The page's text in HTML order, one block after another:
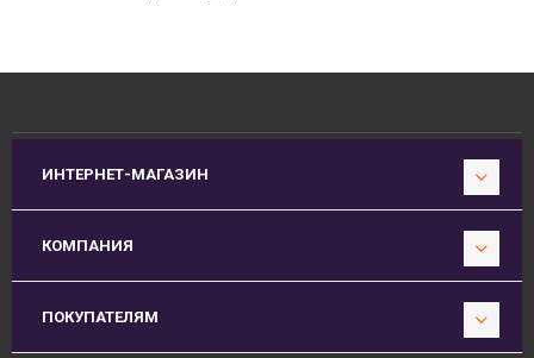
ИНТЕРНЕТ-МАГАЗИН
КОМПАНИЯ
ПОКУПАТЕЛЯМ